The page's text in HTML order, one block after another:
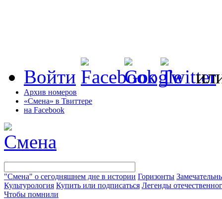
Войти
Архив номеров
«Смена» в Твиттере
на Facebook
"Смена" о сегодняшнем дне в истории Горизонты
Культурология Купить или подписаться Легенды
Чтобы помнили